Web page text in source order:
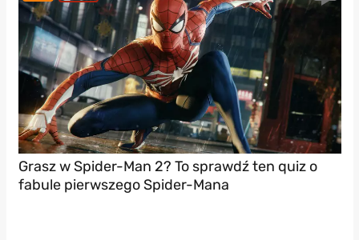
Grasz w Spider-Man 2? To sprawdź ten quiz o
fabule pierwszego Spider-Mana